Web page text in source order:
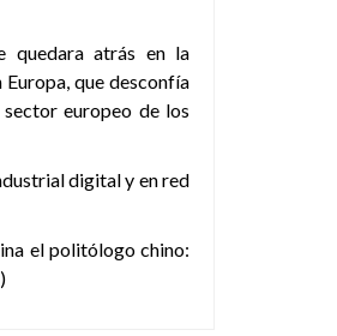
quedara atrás en la
que desconfía
europeo de los
digital y en red
el politólogo chino: